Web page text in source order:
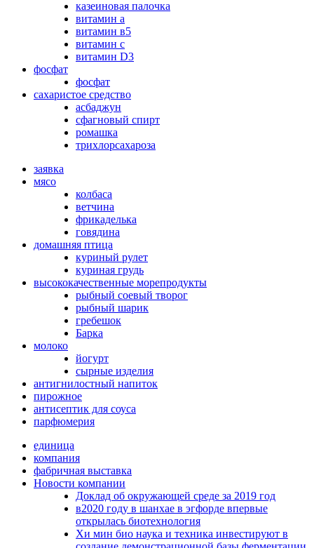
казеиновая палочка
витамин а
витамин в5
витамин с
витамин D3
фосфат
фосфат
сахаристое средство
асбаджун
сфагновый спирт
ромашка
трихлорсахароза
заявка
мясо
колбаса
ветчина
фрикаделька
говядина
домашняя птица
куриный рулет
куриная грудь
высококачественные морепродукты
рыбный соевый творог
рыбный шарик
гребешок
Барка
молоко
йогурт
сырные изделия
антигнилостный напиток
пирожное
антисептик для соуса
парфюмерия
единица
компания
фабричная выставка
Новости компании
Доклад об окружающей среде за 2019 год
в2020 году в шанхае в эгфорде впервые
открылась биотехнология
Хи мин био наука и техника инвестируют в